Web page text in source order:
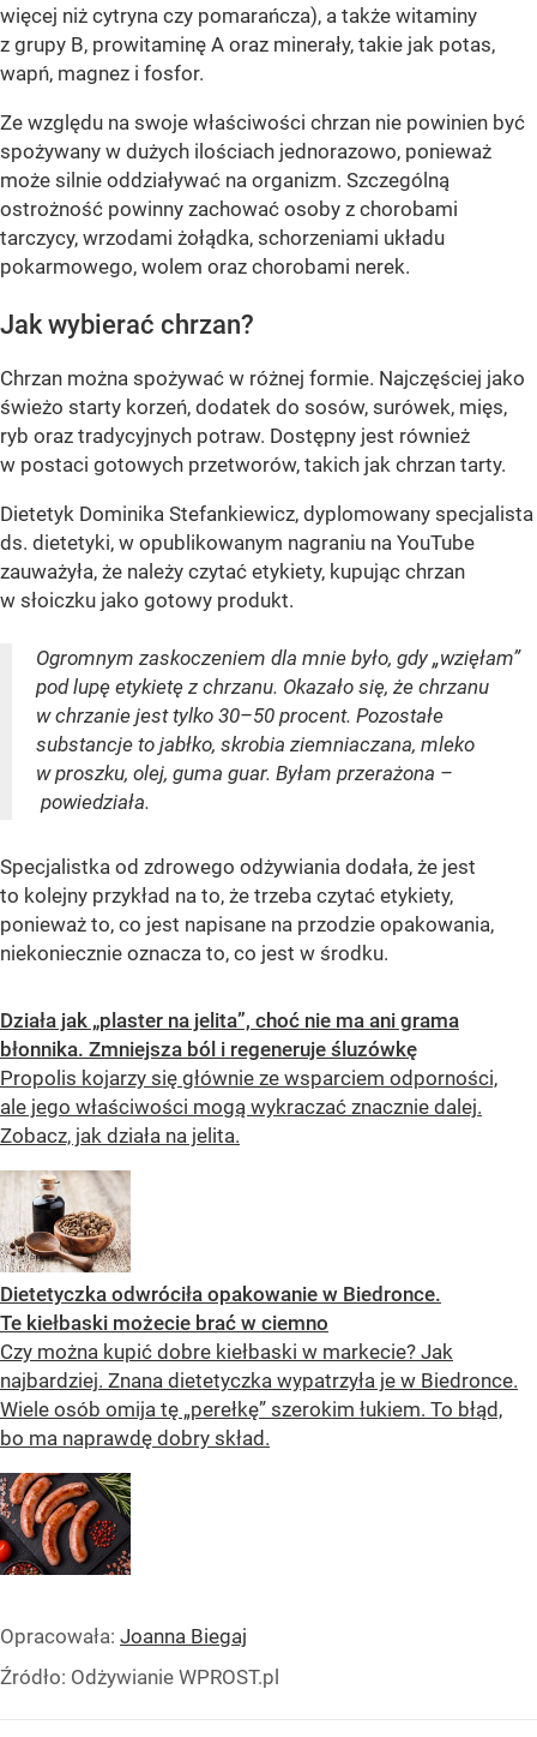
więcej niż cytryna czy pomarańcza), a także witaminy
z grupy B, prowitaminę A oraz minerały, takie jak potas,
wapń, magnez i fosfor.
Ze względu na swoje właściwości chrzan nie powinien być
spożywany w dużych ilościach jednorazowo, ponieważ
może silnie oddziaływać na organizm. Szczególną
ostrożność powinny zachować osoby z chorobami
tarczycy, wrzodami żołądka, schorzeniami układu
pokarmowego, wolem oraz chorobami nerek.
Jak wybierać chrzan?
Chrzan można spożywać w różnej formie. Najczęściej jako
świeżo starty korzeń, dodatek do sosów, surówek, mięs,
ryb oraz tradycyjnych potraw. Dostępny jest również
w postaci gotowych przetworów, takich jak chrzan tarty.
Dietetyk Dominika Stefankiewicz, dyplomowany specjalista
ds. dietetyki, w opublikowanym nagraniu na YouTube
zauważyła, że należy czytać etykiety, kupując chrzan
w słoiczku jako gotowy produkt.
Ogromnym zaskoczeniem dla mnie było, gdy „wzięłam”
pod lupę etykietę z chrzanu. Okazało się, że chrzanu
w chrzanie jest tylko 30–50 procent. Pozostałe
substancje to jabłko, skrobia ziemniaczana, mleko
w proszku, olej, guma guar. Byłam przerażona –
powiedziała.
Specjalistka od zdrowego odżywiania dodała, że jest
to kolejny przykład na to, że trzeba czytać etykiety,
ponieważ to, co jest napisane na przodzie opakowania,
niekoniecznie oznacza to, co jest w środku.
Działa jak „plaster na jelita”, choć nie ma ani grama
błonnika. Zmniejsza ból i regeneruje śluzówkę
Propolis kojarzy się głównie ze wsparciem odporności,
ale jego właściwości mogą wykraczać znacznie dalej.
Zobacz, jak działa na jelita.
Dietetyczka odwróciła opakowanie w Biedronce.
Te kiełbaski możecie brać w ciemno
Czy można kupić dobre kiełbaski w markecie? Jak
najbardziej. Znana dietetyczka wypatrzyła je w Biedronce.
Wiele osób omija tę „perełkę” szerokim łukiem. To błąd,
bo ma naprawdę dobry skład.
Opracowała: Joanna Biegaj
Źródło: Odżywianie WPROST.pl